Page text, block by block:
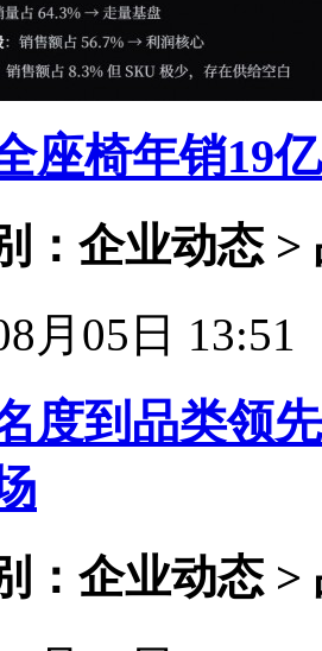
座椅年销19
：企业动态 >
月05日 13:51
度到品类领
：企业动态 >